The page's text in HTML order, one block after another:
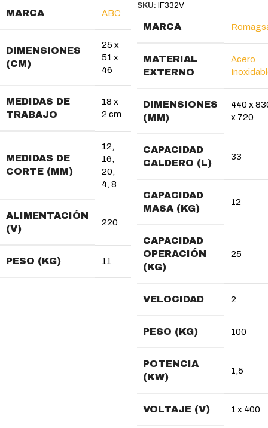
MARCA ABC
DIMENSIONES
(CM)
25 x
51 x
46
MEDIDAS DE
TRABAJO
18 x
2 cm
MEDIDAS DE
CORTE (MM)
12,
16,
20,
4, 8
ALIMENTACIÓN
(V)
220
PESO (KG) 11
SKU: IF332V
MARCA
MATERIAL
EXTERNO
Acero
DIMENSIONES
(MM)
440 x
x 720
CAPACIDAD
CALDERO (L)
33
CAPACIDAD
MASA (KG)
12
CAPACIDAD
OPERACIÓN
(KG)
25
VELOCIDAD 2
PESO (KG) 100
POTENCIA
(KW)
1,5
VOLTAJE (V) 1 x 400